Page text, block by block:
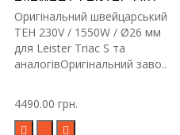
33 230V / 1550W / для
Leister Triac S
Оригінальний швейцарський
ТЕН 230V / 1550W / Ø26 мм
для Leister Triac S та
аналогівОригінальний заво..
4490.00 грн.